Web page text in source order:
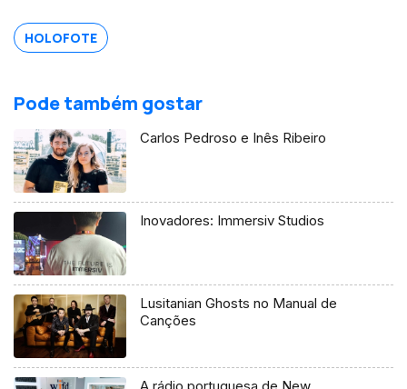
HOLOFOTE
Pode também gostar
Carlos Pedroso e Inês Ribeiro
Inovadores: Immersiv Studios
Lusitanian Ghosts no Manual de
Canções
A rádio portuguesa de New